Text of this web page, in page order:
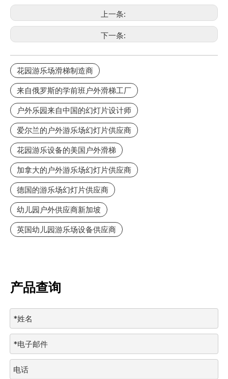
上一条:
下一条:
花园游乐场滑梯制造商
来自俄罗斯的学前班户外滑梯工厂
户外乐园来自中国的幻灯片设计师
爱尔兰的户外游乐场幻灯片供应商
花园游乐设备的美国户外滑梯
加拿大的户外游乐场幻灯片供应商
德国的游乐场幻灯片供应商
幼儿园户外供应商新加坡
英国幼儿园游乐场设备供应商
产品查询